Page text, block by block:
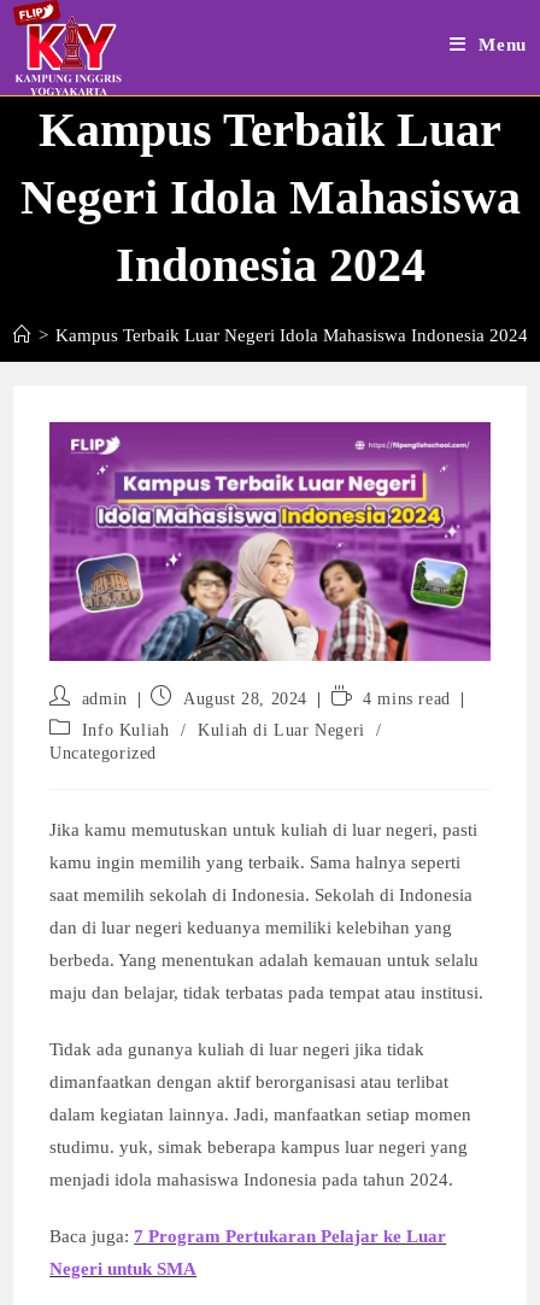
Skip
content
Menu
Kampus Terbaik Luar
Negeri Idola Mahasiswa
Indonesia 2024
> Kampus Terbaik Luar Negeri Idola Mahasiswa Indonesia 2024
Post
author:
admin
Post August 28, 2024
Reading4 mins read
Post
category:
Info Kuliah / Kuliah di Luar Negeri
/
Uncategorized
Jika kamu memutuskan untuk kuliah di luar negeri, pasti
kamu ingin memilih yang terbaik. Sama halnya seperti
saat memilih sekolah di Indonesia. Sekolah di Indonesia
dan di luar negeri keduanya memiliki kelebihan yang
berbeda. Yang menentukan adalah kemauan untuk selalu
maju dan belajar, tidak terbatas pada tempat atau institusi.
Tidak ada gunanya kuliah di luar negeri jika tidak
dimanfaatkan dengan aktif berorganisasi atau terlibat
dalam kegiatan lainnya. Jadi, manfaatkan setiap momen
studimu. yuk, simak beberapa kampus luar negeri yang
menjadi idola mahasiswa Indonesia pada tahun 2024.
Baca juga:7 Program Pertukaran Pelajar ke Luar
Negeri untuk SMA